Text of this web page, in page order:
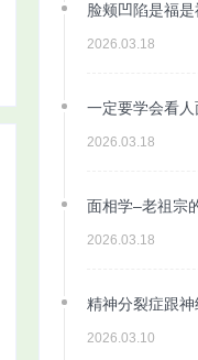
脸颊凹陷是福是
2026.03.18
一定要学会看人
2026.03.18
面相学–老祖宗
2026.03.18
精神分裂症跟
2026.03.10